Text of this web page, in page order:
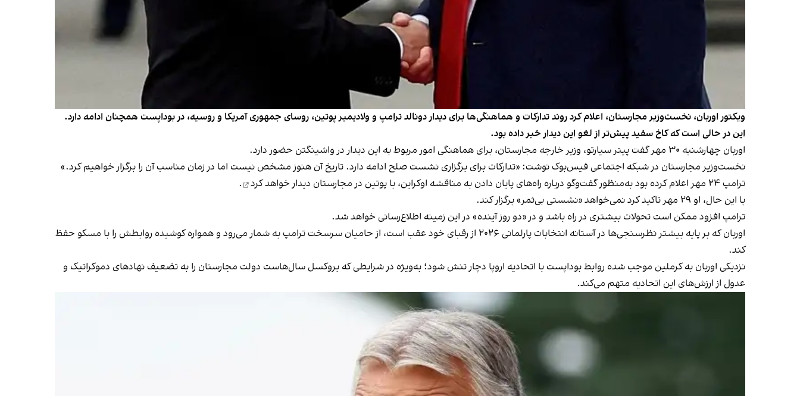
ویکتور اوربان، نخست‌وزیر مجارستان، اعلام کرد روند تدارکات و هماهنگی‌ها برای دیدار دونالد ترامپ و ولادیمیر پوتین، روسای جمهوری آمریکا و روسیه، در بوداپست همچنان ادامه دارد.
این در حالی است که کاخ سفید پیش‌تر از لغو این دیدار خبر داده بود.
اوربان چهارشنبه ۳۰ مهر گفت پیتر سیارتو، وزیر خارجه مجارستان، برای هماهنگی امور مربوط به این دیدار در واشینگتن حضور دارد.
نخست‌وزیر مجارستان در شبکه اجتماعی فیس‌بوک نوشت: «تدارکات برای برگزاری نشست صلح ادامه دارد. تاریخ آن هنوز مشخص نیست اما در زمان مناسب آن را برگزار خواهیم کرد.»
ترامپ ۲۴ مهر اعلام کرده بود به‌منظور گفت‌وگو درباره راه‌های پایان دادن به مناقشه اوکراین، با پوتین در مجارستان
دیدار خواهد کرد
.
با این حال، او ۲۹ مهر تاکید کرد نمی‌خواهد «نشستی بی‌ثمر» برگزار کند.
ترامپ افزود ممکن است تحولات بیشتری در راه باشد و در «دو روز آینده» در این زمینه اطلاع‌رسانی خواهد شد.
اوربان که بر پایه بیشتر نظرسنجی‌ها در آستانه انتخابات پارلمانی ۲۰۲۶ از رقبای خود عقب است، از حامیان سرسخت ترامپ به ‌شمار می‌رود و همواره کوشیده روابطش را با مسکو حفظ
کند.
نزدیکی اوربان به کرملین موجب شده روابط بوداپست با اتحادیه اروپا دچار تنش شود؛ به‌ویژه در شرایطی که بروکسل سال‌هاست دولت مجارستان را به تضعیف نهادهای دموکراتیک و
عدول از ارزش‌های این اتحادیه متهم می‌کند.